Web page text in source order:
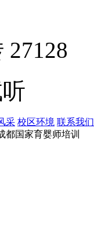
27128
采 校区环境 联系我们
都国家育婴师培训